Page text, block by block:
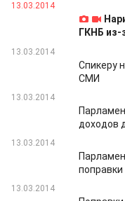
13.03.2014
ГКНБ из-
13.03.2014
Спикеру
СМИ
13.03.2014
доходов
13.03.2014
поправки
13.03.2014